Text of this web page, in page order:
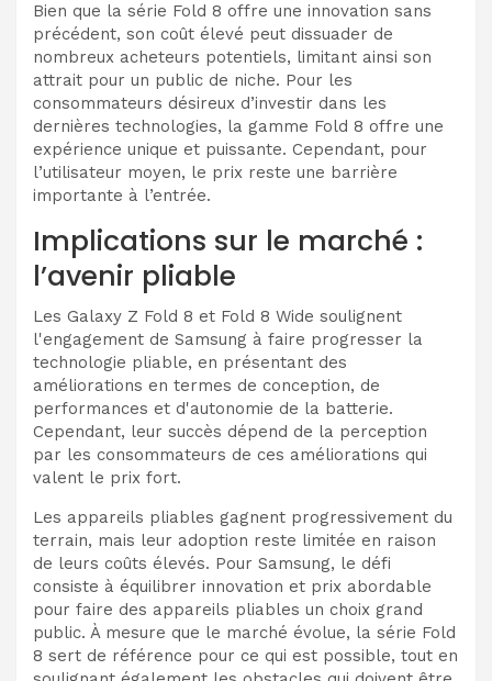
Bien que la série Fold 8 offre une innovation sans
précédent, son coût élevé peut dissuader de
nombreux acheteurs potentiels, limitant ainsi son
attrait pour un public de niche. Pour les
consommateurs désireux d’investir dans les
dernières technologies, la gamme Fold 8 offre une
expérience unique et puissante. Cependant, pour
l’utilisateur moyen, le prix reste une barrière
importante à l’entrée.
Implications sur le marché :
l’avenir pliable
Les Galaxy Z Fold 8 et Fold 8 Wide soulignent
l'engagement de Samsung à faire progresser la
technologie pliable, en présentant des
améliorations en termes de conception, de
performances et d'autonomie de la batterie.
Cependant, leur succès dépend de la perception
par les consommateurs de ces améliorations qui
valent le prix fort.
Les appareils pliables gagnent progressivement du
terrain, mais leur adoption reste limitée en raison
de leurs coûts élevés. Pour Samsung, le défi
consiste à équilibrer innovation et prix abordable
pour faire des appareils pliables un choix grand
public. À mesure que le marché évolue, la série Fold
8 sert de référence pour ce qui est possible, tout en